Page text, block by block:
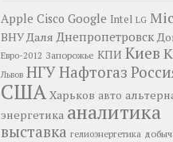
Apple Cisco Google Intel LG
ВНУ Даля Днепропетровск
Евро-2012 Запорожье КПИ Киев
Львов НГУНафтогаз
США Харьков авто
энергетика аналитика
выставка гелиоэнергетика